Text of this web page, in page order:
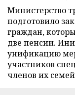
Министерство
подготовило
граждан,
две пенсии.
унификацию
участников
членов их